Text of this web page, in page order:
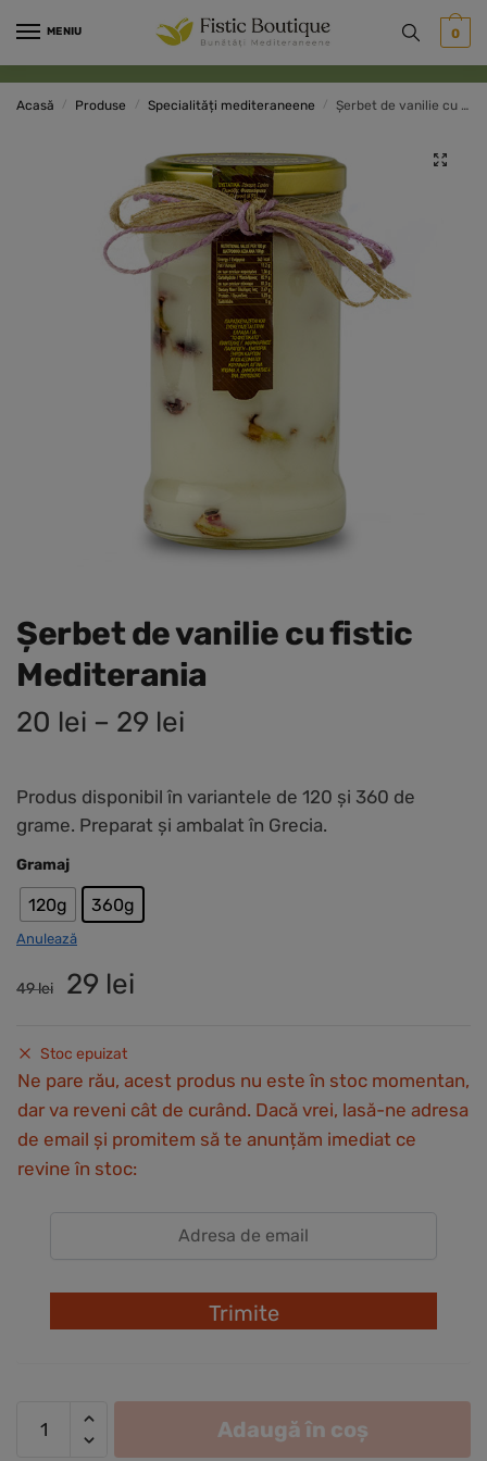
navigation
content
MENIU 0
Acasă / Produse / Specialități mediteraneene / Șerbet de vanilie cu fistic Mediterania
Șerbet de vanilie cu fistic
Mediterania
20 lei – 29 lei
Produs disponibil în variantele de 120 și 360 de
grame. Preparat și ambalat în Grecia.
Gramaj
120g 360g
Anulează
49lei
Prețul
inițial
fost:
49 lei.
29 lei
Stoc epuizat
Ne pare rău, acest produs nu este în stoc momentan,
dar va reveni cât de curând. Dacă vrei, lasă-ne adresa
de email și promitem să te anunțăm imediat ce
revine în stoc:
Trimite
Șerbet
Adaugă în coș